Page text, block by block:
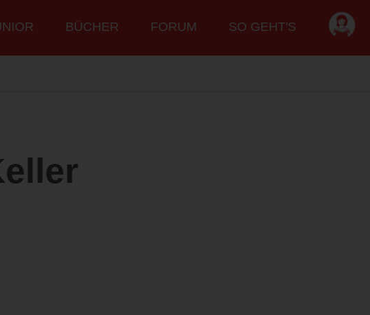
BÜCHER FORUM SO GEHT'S